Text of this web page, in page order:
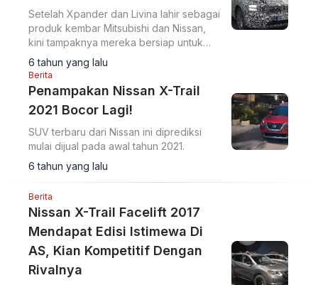
Setelah Xpander dan Livina lahir sebagai
produk kembar Mitsubishi dan Nissan,
kini tampaknya mereka bersiap untuk
memproduksi model keduanya.
6 tahun yang lalu
Berita
Penampakan Nissan X-Trail
2021 Bocor Lagi!
SUV terbaru dari Nissan ini diprediksi
mulai dijual pada awal tahun 2021.
6 tahun yang lalu
Berita
Nissan X-Trail Facelift 2017
Mendapat Edisi Istimewa Di
AS, Kian Kompetitif Dengan
Rivalnya